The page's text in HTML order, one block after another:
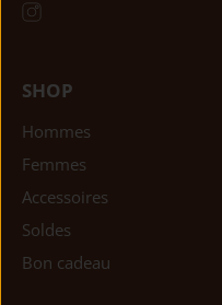
SHOP
Hommes
Femmes
Accessoires
Soldes
Bon cadeau